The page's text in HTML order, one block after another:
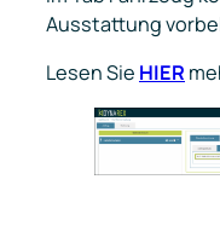
Ausstattung
Lesen Sie HIER